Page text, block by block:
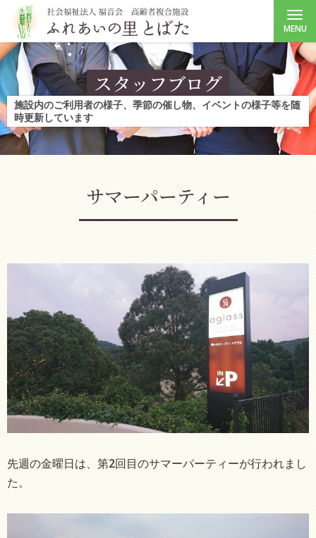
MENU
スタッフブログ
施設内のご利用者の様子、季節の催し物、イベントの様子等を随
時更新しています
サマーパーティー
先週の金曜日は、第2回目のサマーパーティーが行われまし
た。